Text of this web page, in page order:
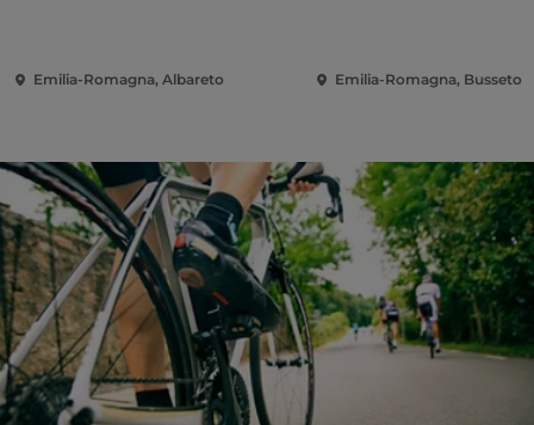
Emilia-Romagna, Albareto Emilia-Romagna, Busseto